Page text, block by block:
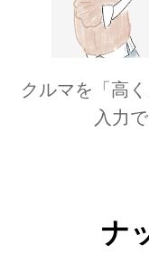
クルマを「高
入力
ナ